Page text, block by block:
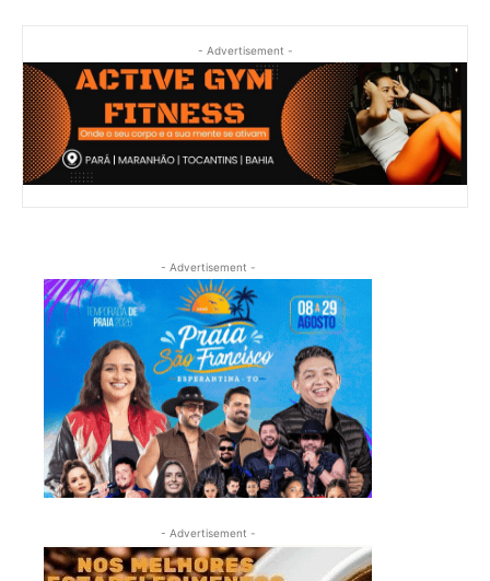
- Advertisement -
- Advertisement -
- Advertisement -